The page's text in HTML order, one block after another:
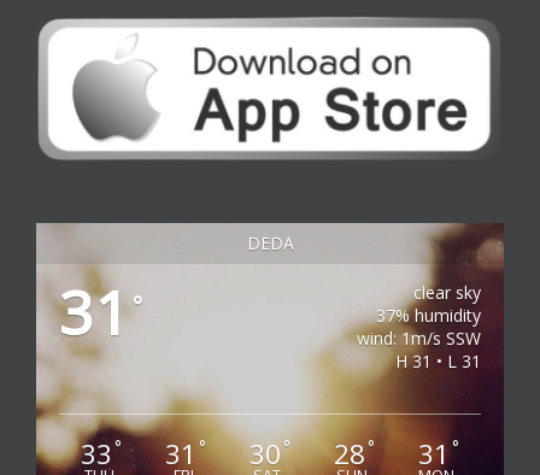
DEDA
31°
clear sky
37% humidity
wind: 1m/s SSW
H 31 • L 31
33 ° 31° 30° 28° 31 °